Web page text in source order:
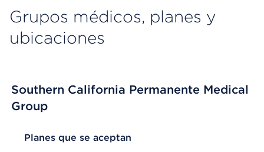
Grupos médicos, planes y
ubicaciones
Southern California Permanente Medical
Group
List Header Planes que se aceptan
Planes que se aceptan